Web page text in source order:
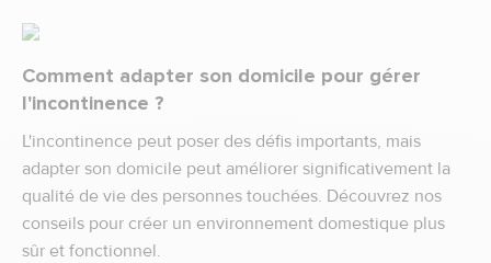
Comment adapter son domicile pour gérer
l'incontinence ?
L'incontinence peut poser des défis importants, mais
adapter son domicile peut améliorer significativement la
qualité de vie des personnes touchées. Découvrez nos
conseils pour créer un environnement domestique plus
sûr et fonctionnel.